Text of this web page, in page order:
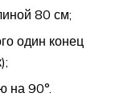
80 см;
один конец
на 90°.